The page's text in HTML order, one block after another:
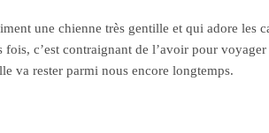
une chienne très gentille et qui adore les
fois, c’est contraignant de l’avoir pour
va rester parmi nous encore longtemps.